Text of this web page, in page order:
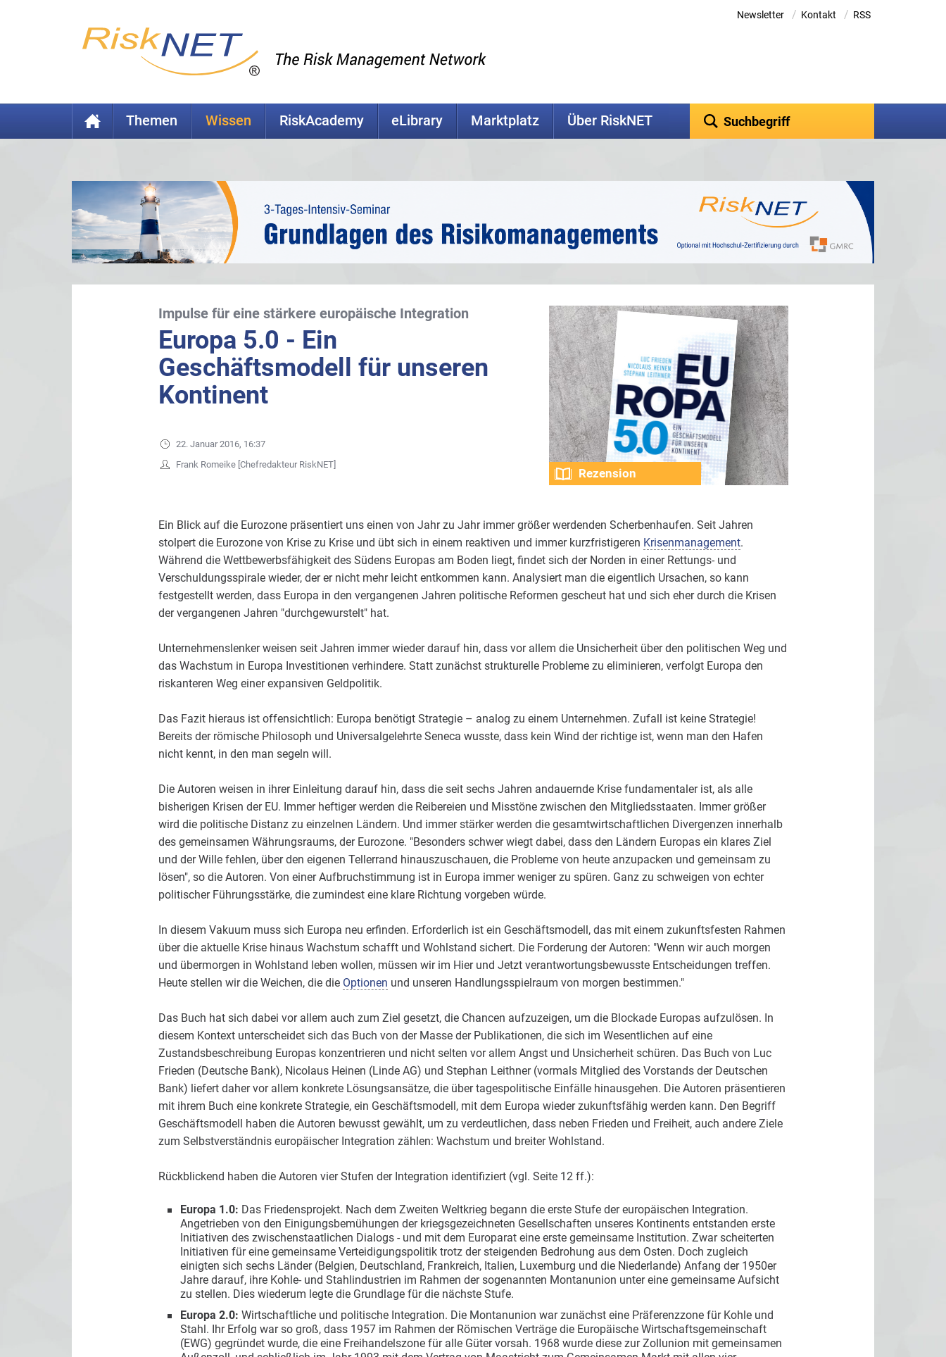
Newsletter / Kontakt / RSS
Themen Wissen RiskAcademy eLibrary Marktplatz Über RiskNET
Impulse für eine stärkere europäische Integration
Europa 5.0 - Ein
Geschäftsmodell für unseren
Kontinent
22. Januar 2016, 16:37
Frank Romeike [Chefredakteur RiskNET]
Rezension
Ein Blick auf die Eurozone präsentiert uns einen von Jahr zu Jahr immer größer werdenden Scherbenhaufen. Seit Jahren
stolpert die Eurozone von Krise zu Krise und übt sich in einem reaktiven und immer kurzfristigeren Krisenmanagement.
Während die Wettbewerbsfähigkeit des Südens Europas am Boden liegt, findet sich der Norden in einer Rettungs- und
Verschuldungsspirale wieder, der er nicht mehr leicht entkommen kann. Analysiert man die eigentlich Ursachen, so kann
festgestellt werden, dass Europa in den vergangenen Jahren politische Reformen gescheut hat und sich eher durch die Krisen
der vergangenen Jahren "durchgewurstelt" hat.
Unternehmenslenker weisen seit Jahren immer wieder darauf hin, dass vor allem die Unsicherheit über den politischen Weg und
das Wachstum in Europa Investitionen verhindere. Statt zunächst strukturelle Probleme zu eliminieren, verfolgt Europa den
riskanteren Weg einer expansiven Geldpolitik.
Das Fazit hieraus ist offensichtlich: Europa benötigt Strategie – analog zu einem Unternehmen. Zufall ist keine Strategie!
Bereits der römische Philosoph und Universalgelehrte Seneca wusste, dass kein Wind der richtige ist, wenn man den Hafen
nicht kennt, in den man segeln will.
Die Autoren weisen in ihrer Einleitung darauf hin, dass die seit sechs Jahren andauernde Krise fundamentaler ist, als alle
bisherigen Krisen der EU. Immer heftiger werden die Reibereien und Misstöne zwischen den Mitgliedsstaaten. Immer größer
wird die politische Distanz zu einzelnen Ländern. Und immer stärker werden die gesamtwirtschaftlichen Divergenzen innerhalb
des gemeinsamen Währungsraums, der Eurozone. "Besonders schwer wiegt dabei, dass den Ländern Europas ein klares Ziel
und der Wille fehlen, über den eigenen Tellerrand hinauszuschauen, die Probleme von heute anzupacken und gemeinsam zu
lösen", so die Autoren. Von einer Aufbruchstimmung ist in Europa immer weniger zu spüren. Ganz zu schweigen von echter
politischer Führungsstärke, die zumindest eine klare Richtung vorgeben würde.
In diesem Vakuum muss sich Europa neu erfinden. Erforderlich ist ein Geschäftsmodell, das mit einem zukunftsfesten Rahmen
über die aktuelle Krise hinaus Wachstum schafft und Wohlstand sichert. Die Forderung der Autoren: "Wenn wir auch morgen
und übermorgen in Wohlstand leben wollen, müssen wir im Hier und Jetzt verantwortungsbewusste Entscheidungen treffen.
Heute stellen wir die Weichen, die die Optionen und unseren Handlungsspielraum von morgen bestimmen."
Das Buch hat sich dabei vor allem auch zum Ziel gesetzt, die Chancen aufzuzeigen, um die Blockade Europas aufzulösen. In
diesem Kontext unterscheidet sich das Buch von der Masse der Publikationen, die sich im Wesentlichen auf eine
Zustandsbeschreibung Europas konzentrieren und nicht selten vor allem Angst und Unsicherheit schüren. Das Buch von Luc
Frieden (Deutsche Bank), Nicolaus Heinen (Linde AG) und Stephan Leithner (vormals Mitglied des Vorstands der Deutschen
Bank) liefert daher vor allem konkrete Lösungsansätze, die über tagespolitische Einfälle hinausgehen. Die Autoren präsentieren
mit ihrem Buch eine konkrete Strategie, ein Geschäftsmodell, mit dem Europa wieder zukunftsfähig werden kann. Den Begriff
Geschäftsmodell haben die Autoren bewusst gewählt, um zu verdeutlichen, dass neben Frieden und Freiheit, auch andere Ziele
zum Selbstverständnis europäischer Integration zählen: Wachstum und breiter Wohlstand.
Rückblickend haben die Autoren vier Stufen der Integration identifiziert (vgl. Seite 12 ff.):
Europa 1.0: Das Friedensprojekt. Nach dem Zweiten Weltkrieg begann die erste Stufe der europäischen Integration.
Angetrieben von den Einigungsbemühungen der kriegsgezeichneten Gesellschaften unseres Kontinents entstanden erste
Initiativen des zwischenstaatlichen Dialogs - und mit dem Europarat eine erste gemeinsame Institution. Zwar scheiterten
Initiativen für eine gemeinsame Verteidigungspolitik trotz der steigenden Bedrohung aus dem Osten. Doch zugleich
einigten sich sechs Länder (Belgien, Deutschland, Frankreich, Italien, Luxemburg und die Niederlande) Anfang der 1950er
Jahre darauf, ihre Kohle- und Stahlindustrien im Rahmen der sogenannten Montanunion unter eine gemeinsame Aufsicht
zu stellen. Dies wiederum legte die Grundlage für die nächste Stufe.
Europa 2.0: Wirtschaftliche und politische Integration. Die Montanunion war zunächst eine Präferenzzone für Kohle und
Stahl. Ihr Erfolg war so groß, dass 1957 im Rahmen der Römischen Verträge die Europäische Wirtschaftsgemeinschaft
(EWG) gegründet wurde, die eine Freihandelszone für alle Güter vorsah. 1968 wurde diese zur Zollunion mit gemeinsamen